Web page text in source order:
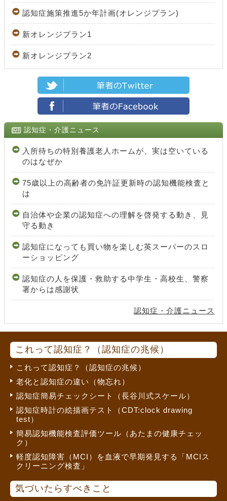
認知症施策推進5か年計画(オレンジプラン)
新オレンジプラン1
新オレンジプラン2
認知症・介護ニュース
入所待ちの特別養護老人ホームが、実は空いている
のはなぜか
75歳以上の高齢者の免許証更新時の認知機能検査と
は
自治体や企業の認知症への理解を啓発する動き、見
守る動き
認知症になっても買い物を楽しむ英スーパーのスロ
ーショッピング
認知症の人を保護・救助する中学生・高校生、警察
署からは感謝状
認知症・介護ニュース
これって認知症？（認知症の兆候）
これって認知症？（認知症の兆候）
老化と認知症の違い（物忘れ）
認知症簡易チェックシート（長谷川式スケール）
認知症時計の絵描画テスト（CDT:clock drawing
test）
簡易認知機能検査評価ツール（あたまの健康チェッ
ク）
軽度認知障害（MCI）を血液で早期発見する「MCIス
クリーニング検査」
気づいたらすべきこと